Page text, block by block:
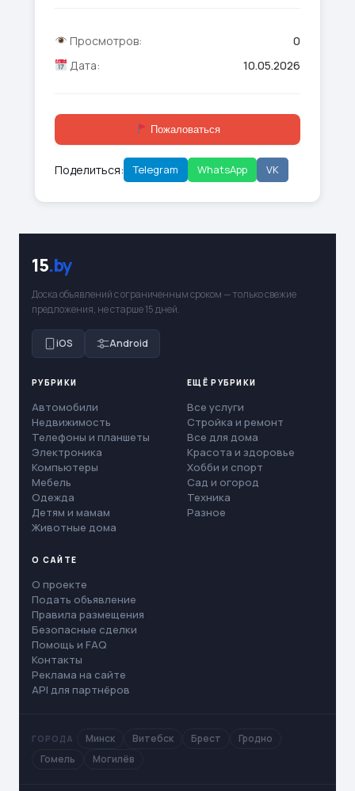
Просмотров:
0
Дата:
10.05.2026
Пожаловаться
Поделиться: Telegram WhatsApp VK
15.by
Доска объявлений с ограниченным сроком — только свежие
предложения, не старше 15 дней.
iOS Android
РУБРИКИ
Автомобили
Недвижимость
Телефоны и планшеты
Электроника
Компьютеры
Мебель
Одежда
Детям и мамам
Животные дома
ЕЩЁ РУБРИКИ
Все услуги
Стройка и ремонт
Все для дома
Красота и здоровье
Хобби и спорт
Сад и огород
Техника
Разное
О САЙТЕ
О проекте
Подать объявление
Правила размещения
Безопасные сделки
Помощь и FAQ
Контакты
Реклама на сайте
API для партнёров
ГОРОДА Минск Витебск Брест
Гродно
Гомель
Могилёв